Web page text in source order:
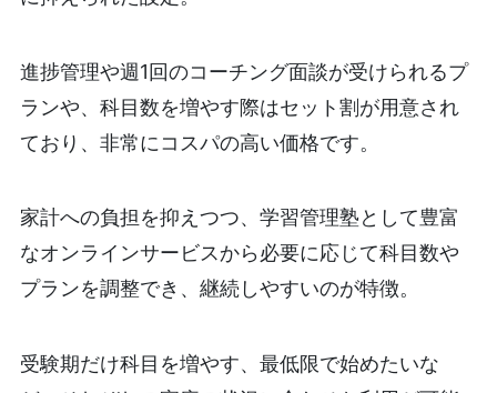
進捗管理や週1回のコーチング面談が受けられるプ
ランや、科目数を増やす際はセット割が用意され
ており、非常にコスパの高い価格です。
家計への負担を抑えつつ、学習管理塾として豊富
なオンラインサービスから必要に応じて科目数や
プランを調整でき、継続しやすいのが特徴。
受験期だけ科目を増やす、最低限で始めたいな